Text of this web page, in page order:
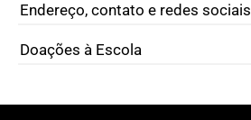
Endereço, contato e redes sociais
Doações à Escola